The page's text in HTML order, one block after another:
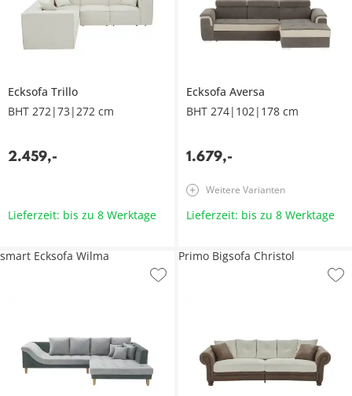
Ecksofa Trillo
BHT 272|73|272 cm
2.459,-
Lieferzeit: bis zu 8 Werktage
Ecksofa Aversa
BHT 274|102|178 cm
1.679,-
Weitere Varianten
Lieferzeit: bis zu 8 Werktage
smart Ecksofa Wilma Primo Bigsofa Christol